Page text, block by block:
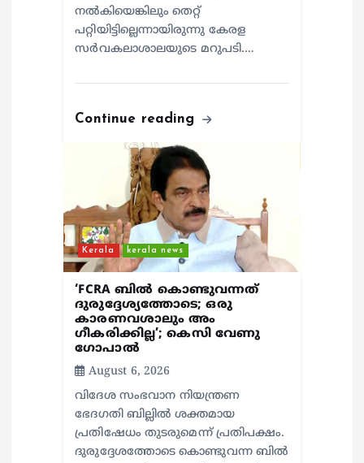
നല്‍കിയെങ്കിലും തെറ്റ്
പറ്റിയിട്ടില്ലെന്നായിരുന്നു കേരള
സര്‍വകലാശാലയുടെ മറുപടി.…
Continue reading
Kerala kerala news
‘FCRA ബിൽ കൊണ്ടുവന്നത്
ദുരുദ്ദേശ്യത്തോടെ; ഒരു
കാരണവശാലും അം​
ഗീകരിക്കില്ല’; കെസി വേണു​
ഗോപാൽ
August 6, 2026
വിദേശ സംഭവാന നിയന്ത്രണ
ഭേദഗതി ബില്ലിൽ ശക്തമായ
പ്രതിഷേധം തുടരുമെന്ന് പ്രതിപക്ഷം.
ദുരുദ്ദേശത്തോടെ കൊണ്ടുവന്ന ബിൽ